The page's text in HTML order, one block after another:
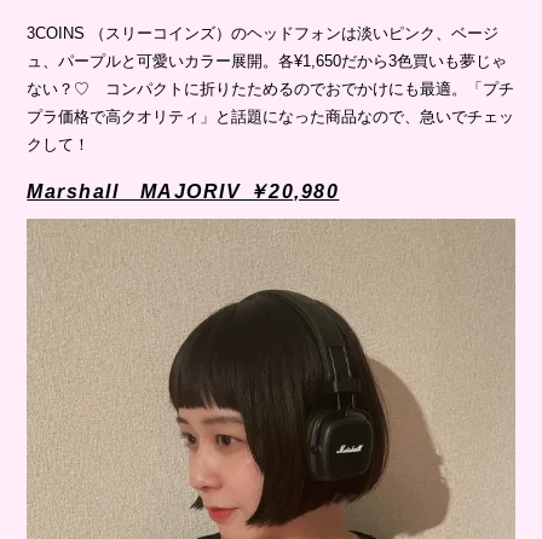
3COINS （スリーコインズ）のヘッドフォンは淡いピンク、ベージ
ュ、パープルと可愛いカラー展開。各¥1,650だから3色買いも夢じゃ
ない？♡ コンパクトに折りたためるのでおでかけにも最適。「プチ
プラ価格で高クオリティ」と話題になった商品なので、急いでチェッ
クして！
Marshall MAJORIV ￥20,980